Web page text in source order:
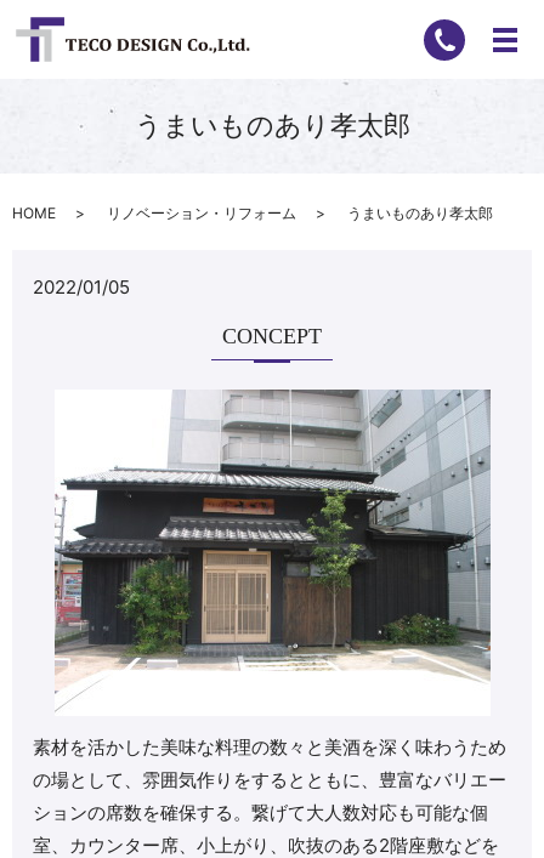
うまいものあり孝太郎
HOME リノベーション・リフォーム うまいものあり孝太郎
2022/01/05
CONCEPT
素材を活かした美味な料理の数々と美酒を深く味わうため
の場として、雰囲気作りをするとともに、豊富なバリエー
ションの席数を確保する。繋げて大人数対応も可能な個
室、カウンター席、小上がり、吹抜のある2階座敷などを